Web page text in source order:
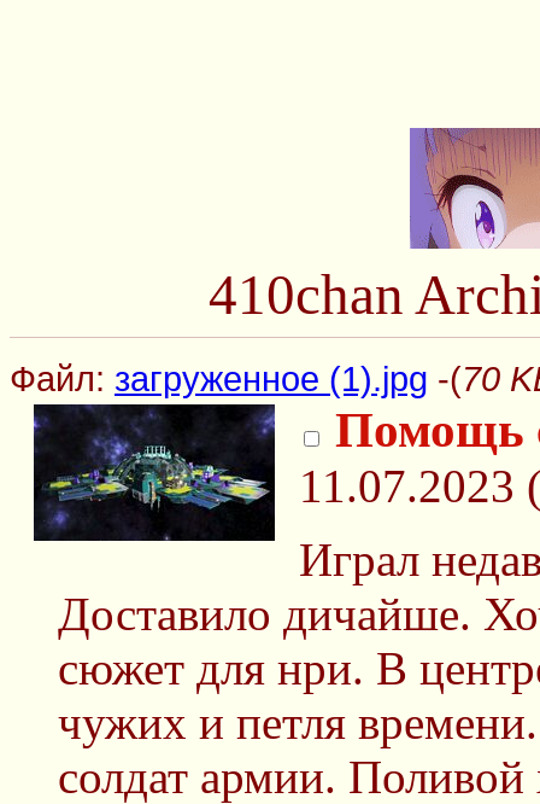
410chan
Файл: загруженное (1).jpg -(70
Помощь
11.07.2023
Играл
Доставило дичайше.
сюжет для нри. В
чужих и петля
солдат армии. Поливой